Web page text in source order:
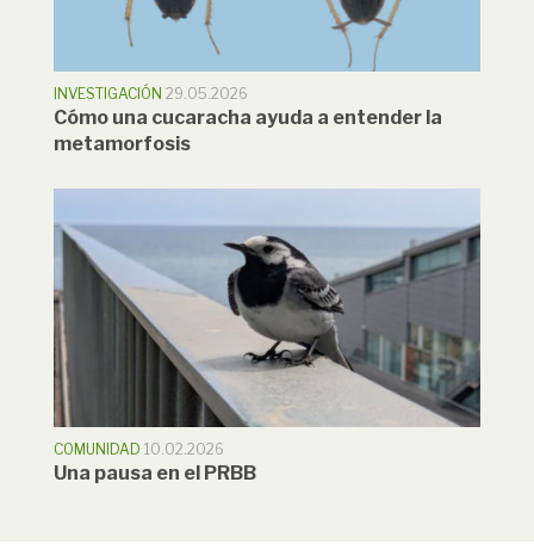
INVESTIGACIÓN 29.05.2026
Cómo una cucaracha ayuda a entender la
metamorfosis
COMUNIDAD 10.02.2026
Una pausa en el PRBB